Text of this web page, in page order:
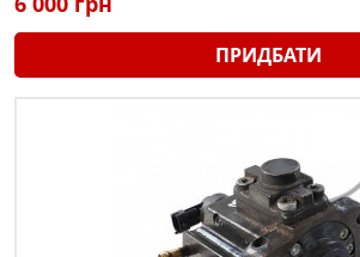
ПРИДБАТИ